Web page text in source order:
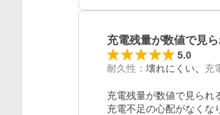
充電残量が数値で見
5.0
耐久性 ： 壊れにくい 充
充電残量が数値で見られ
充電不足の心配がなくな